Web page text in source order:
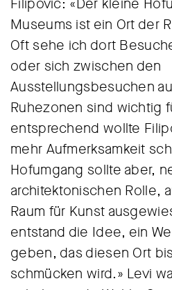
Museums ist ein Ort der
Oft sehe ich dort
oder sich zwischen den
Ausstellungsbesuchen
Ruhezonen sind wichtig
entsprechend wollte
mehr Aufmerksamkeit
Hofumgang sollte aber,
architektonischen Rolle,
Raum für Kunst
entstand die Idee, ein
geben, das diesen Ort
schmücken wird.» Levi